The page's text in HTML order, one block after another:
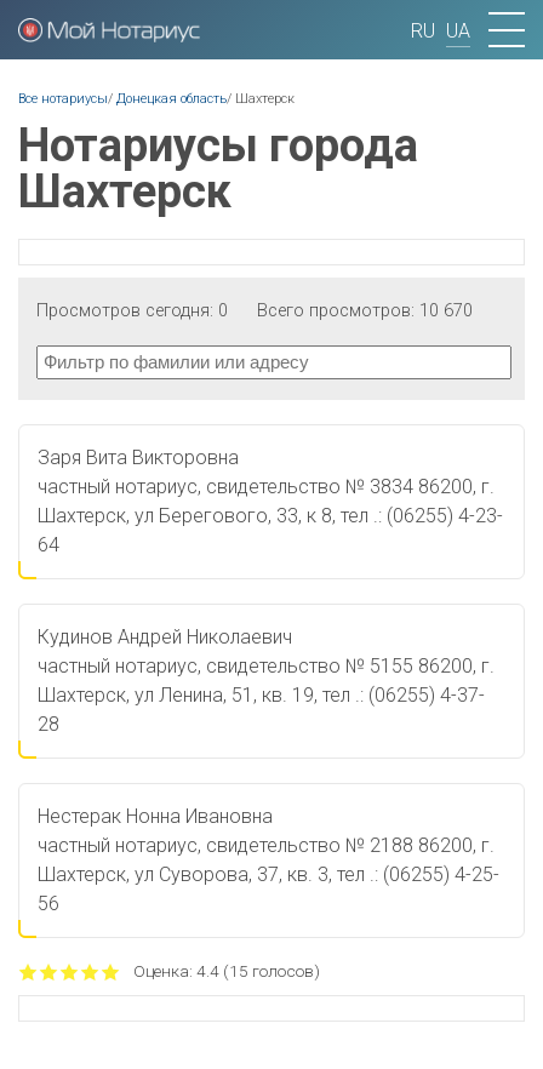
RU UA
Вы здесь
Все нотариусы/ Донецкая область/ Шахтерск
Нотариусы города
Шахтерск
Просмотров сегодня: 0 Всего просмотров: 10 670
Заря Вита Викторовна
частный нотариус, свидетельство № 3834 86200, г.
Шахтерск, ул Берегового, 33, к 8, тел .: (06255) 4-23-
64
Кудинов Андрей Николаевич
частный нотариус, свидетельство № 5155 86200, г.
Шахтерск, ул Ленина, 51, кв. 19, тел .: (06255) 4-37-
28
Нестерак Нонна Ивановна
частный нотариус, свидетельство № 2188 86200, г.
Шахтерск, ул Суворова, 37, кв. 3, тел .: (06255) 4-25-
56
Оценка: 4.4 (15 голосов)